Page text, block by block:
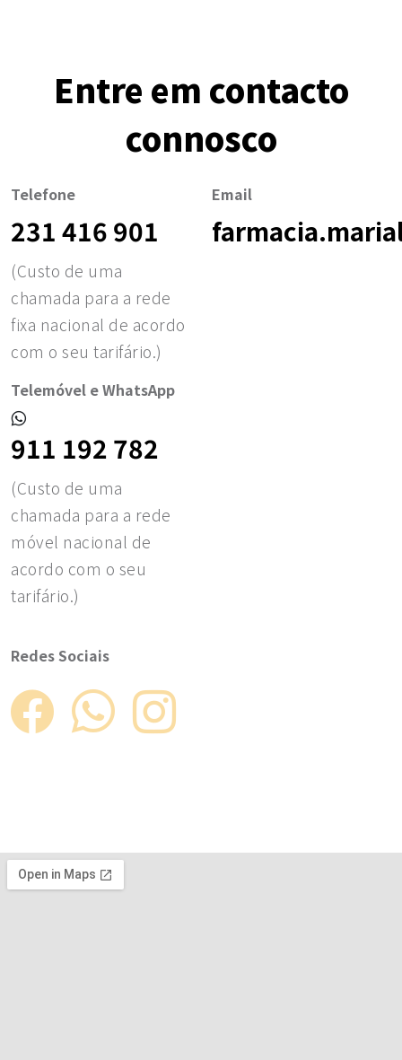
Entre em contacto
connosco
Telefone
231 416 901
(Custo de uma
chamada para a rede
fixa nacional de acordo
com o seu tarifário.)
Telemóvel e WhatsApp
911 192 782
(Custo de uma
chamada para a rede
móvel nacional de
acordo com o seu
tarifário.)
Email
Redes Sociais